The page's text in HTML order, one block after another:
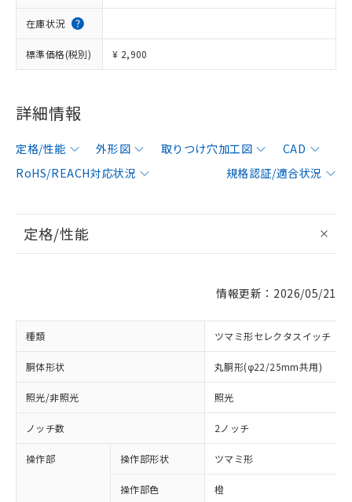
在庫状況
標準価格(税別) ¥ 2,900
詳細情報
定格/性能 外形図 取りつけ穴加工図
CAD
RoHS/REACH対応状況
規格認証/適合状況
定格/性能
情報更新：2026/05/21
種類 ツマミ形セレクタスイッチ
胴体形状 丸胴形(φ22/25mm共用)
照光/非照光 照光
ノッチ数 2ノッチ
操作部 操作部形状 ツマミ形
操作部色 橙